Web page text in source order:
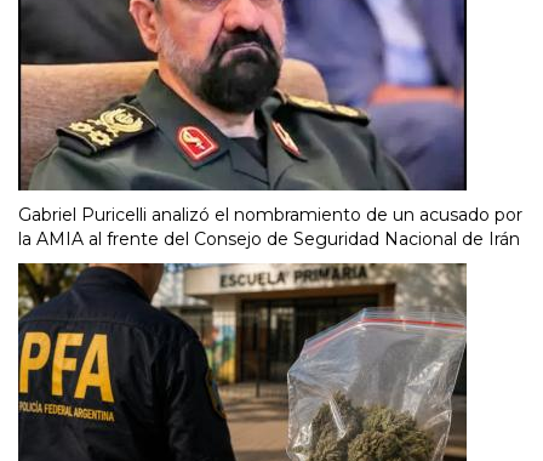
Gabriel Puricelli analizó el nombramiento de un acusado por
la AMIA al frente del Consejo de Seguridad Nacional de Irán